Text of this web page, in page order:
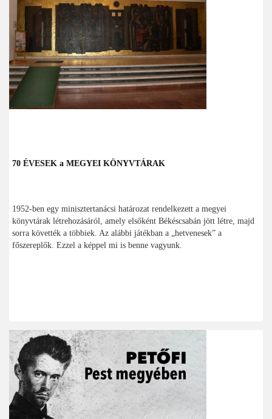
70 ÉVESEK a MEGYEI KÖNYVTÁRAK
1952-ben egy minisztertanácsi határozat rendelkezett a megyei
könyvtárak létrehozásáról, amely elsőként Békéscsabán jött létre, majd
sorra követték a többiek. Az alábbi játékban a „hetvenesek” a
főszereplők. Ezzel a képpel mi is benne vagyunk.